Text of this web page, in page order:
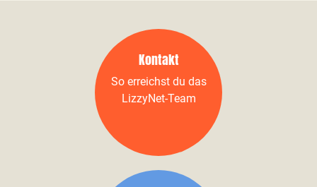
Kontakt
So erreichst du das
LizzyNet-Team